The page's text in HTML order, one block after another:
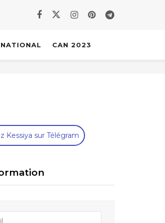
CAN 2023
Kessiya sur Télégram